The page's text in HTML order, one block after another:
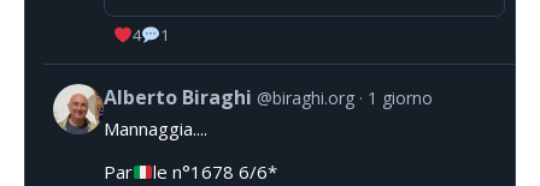
4 1
Alberto Biraghi @biraghi.org 1 giorno
Mannaggia....
Par
le n°1678 6/6*